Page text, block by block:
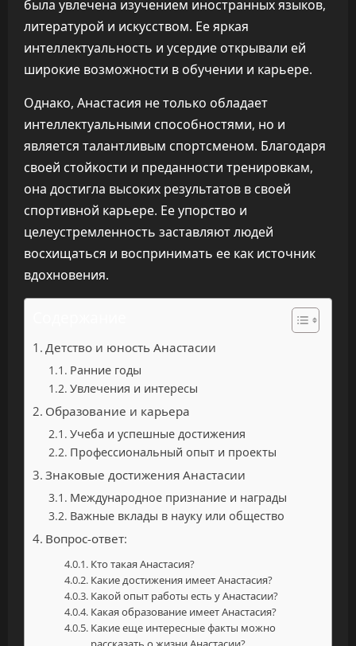
была увлечена изучением иностранных языков,
литературой и искусством. Ее яркая
интеллектуальность и усердие открывали ей
широкие возможности в обучении и карьере.
Однако, Анастасия не только обладает
интеллектуальными способностями, но и
является талантливым спортсменом. Благодаря
своей стойкости и преданности тренировкам,
она достигла высоких результатов в своей
спортивной карьере. Ее упорство и
целеустремленность заставляют людей
восхищаться и воспринимать ее как источник
вдохновения.
Детство и юность Анастасии
Ранние годы
Увлечения и интересы
Образование и карьера
Учеба и успешные достижения
Профессиональный опыт и проекты
Знаковые достижения Анастасии
Международное признание и награды
Важные вклады в науку или общество
Вопрос-ответ:
Кто такая Анастасия?
Какие достижения имеет Анастасия?
Какой опыт работы есть у Анастасии?
Какая образование имеет Анастасия?
Какие еще интересные факты можно